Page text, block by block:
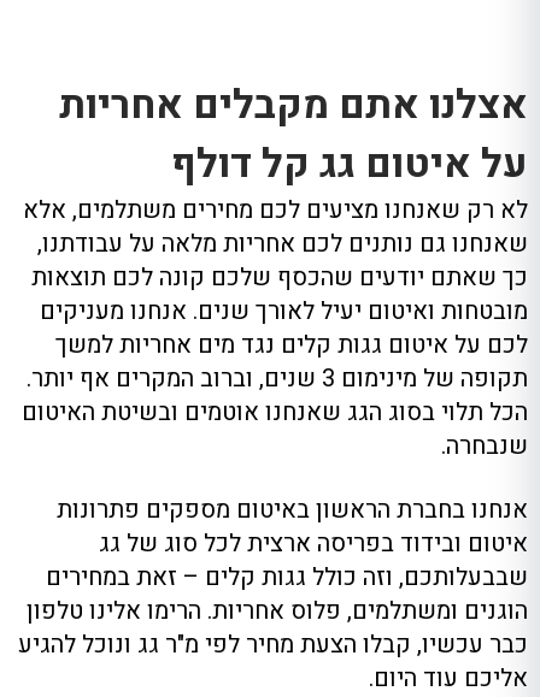
אצלנו אתם מקבלים אחריות
על איטום גג קל דולף
לא רק שאנחנו מציעים לכם מחירים משתלמים, אלא
שאנחנו גם נותנים לכם אחריות מלאה על עבודתנו,
כך שאתם יודעים שהכסף שלכם קונה לכם תוצאות
מובטחות ואיטום יעיל לאורך שנים. אנחנו מעניקים
לכם על איטום גגות קלים נגד מים אחריות למשך
תקופה של מינימום 3 שנים, וברוב המקרים אף יותר.
הכל תלוי בסוג הגג שאנחנו אוטמים ובשיטת האיטום
שנבחרה.
אנחנו בחברת הראשון באיטום מספקים פתרונות
איטום ובידוד בפריסה ארצית לכל סוג של גג
שבבעלותכם, וזה כולל גגות קלים – זאת במחירים
הוגנים ומשתלמים, פלוס אחריות. הרימו אלינו טלפון
כבר עכשיו, קבלו הצעת מחיר לפי מ"ר גג ונוכל להגיע
אליכם עוד היום.